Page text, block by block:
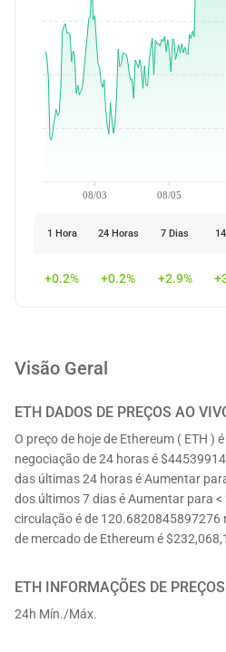
08/03 08/05
1 Hora 24 Horas 7 Dias
+0.2% +0.2% +2.9%
Visão Geral
ETH DADOS DE PREÇOS AO
O preço de hoje de Ethereum ( ETH )
negociação de 24 horas é
das últimas 24 horas é Aumentar
dos últimos 7 dias é Aumentar para <
circulação é de 120.6820845897276
de mercado de Ethereum é
ETH INFORMAÇÕES DE PREÇOS
24h Mín./Máx.